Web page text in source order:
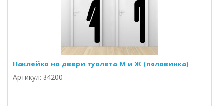
Наклейка на двери туалета М и Ж (половинка)
Артикул: 84200